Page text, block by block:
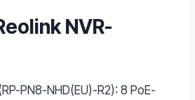
NVR-
PN8-NHD(EU)-R2): 8 PoE-